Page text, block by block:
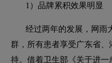
1）品牌累积效果明显
经过两年的发展，网雨
群，所有患者享受广东省
持。借着卫生部《关于进